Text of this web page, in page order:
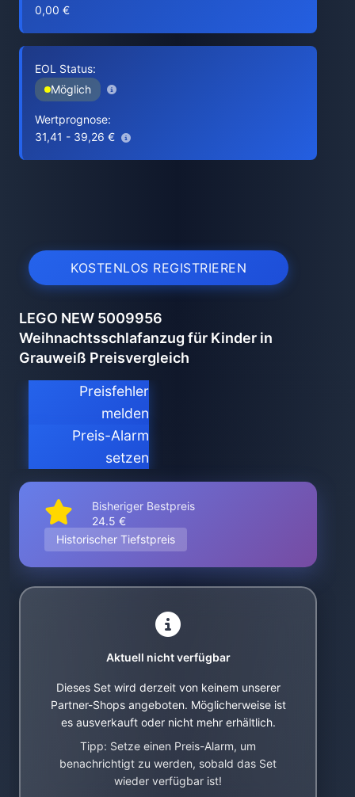
0,00 €
EOL Status:
Möglich
Wertprognose:
31,41 - 39,26 €
KOSTENLOS REGISTRIEREN
LEGO NEW 5009956
Weihnachtsschlafanzug für Kinder in
Grauweiß Preisvergleich
Preisfehler
melden
Preis-Alarm
setzen
Bisheriger Bestpreis
24.5 €
Historischer Tiefstpreis
Aktuell nicht verfügbar
Dieses Set wird derzeit von keinem unserer
Partner-Shops angeboten. Möglicherweise ist
es ausverkauft oder nicht mehr erhältlich.
Tipp: Setze einen Preis-Alarm, um
benachrichtigt zu werden, sobald das Set
wieder verfügbar ist!